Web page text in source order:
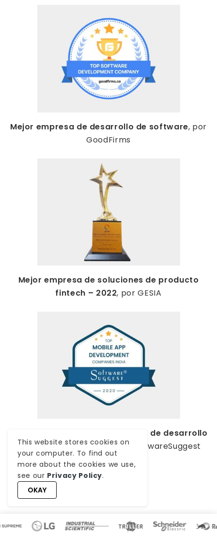
Mejor empresa de desarrollo de software, por
GoodFirms
Mejor empresa de soluciones de producto
fintech – 2022, por GESIA
Mejor empresa de desarrollo
de apps en India 2020, por SoftwareSuggest
This website stores cookies on
your computer. To find out
more about the cookies we use,
see our Privacy Policy.
OKAY